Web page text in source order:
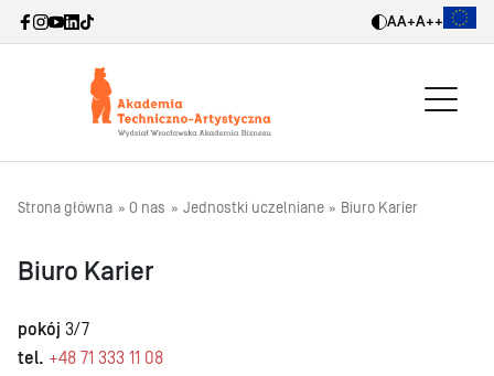
AA+A++
Strona główna O nas Jednostki uczelniane Biuro Karier
Biuro Karier
pokój 3/7
tel. +48 71 333 11 08